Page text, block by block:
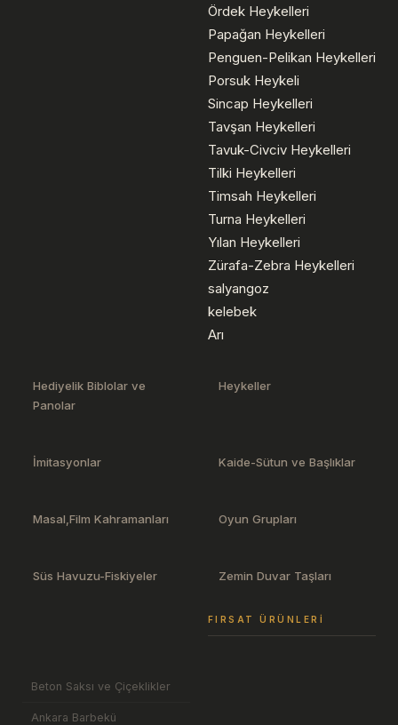
Ördek Heykelleri
Papağan Heykelleri
Penguen-Pelikan Heykelleri
Porsuk Heykeli
Sincap Heykelleri
Tavşan Heykelleri
Tavuk-Civciv Heykelleri
Tilki Heykelleri
Timsah Heykelleri
Turna Heykelleri
Yılan Heykelleri
Zürafa-Zebra Heykelleri
salyangoz
kelebek
Arı
Hediyelik Biblolar ve
Panolar
Heykeller
İmitasyonlar Kaide-Sütun ve Başlıklar
Masal,Film Kahramanları Oyun Grupları
Süs Havuzu-Fiskiyeler Zemin Duvar Taşları
FIRSAT ÜRÜNLERI
Beton Saksı ve Çiçeklikler
Ankara Barbekü